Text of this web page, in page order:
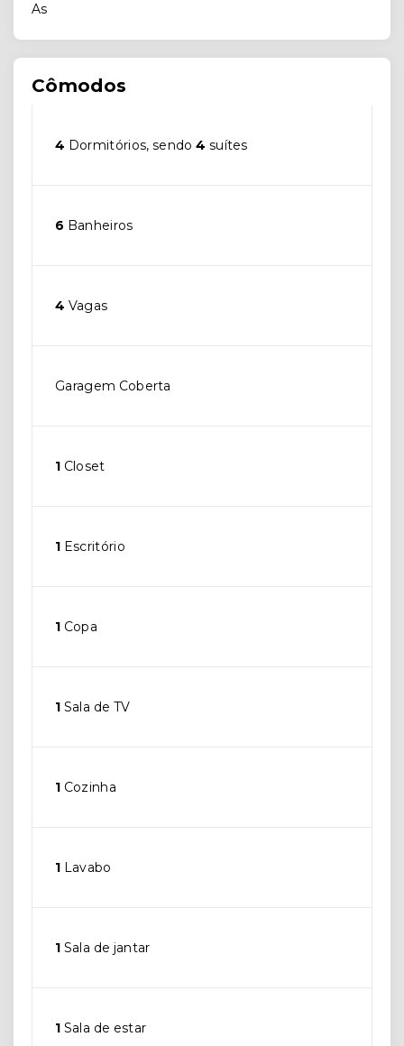
As
Cômodos
4 Dormitórios, sendo4 suítes
6 Banheiros
4 Vagas
Garagem Coberta
1 Closet
1 Escritório
1 Copa
1 Sala de TV
1 Cozinha
1 Lavabo
1 Sala de jantar
1 Sala de estar